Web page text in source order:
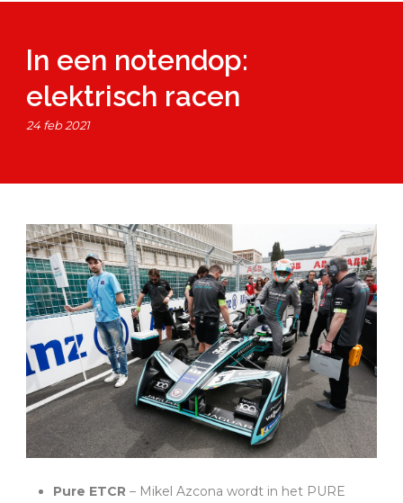
In een notendop:
elektrisch racen
24 feb 2021
Pure ETCR – Mikel Azcona wordt in het PURE